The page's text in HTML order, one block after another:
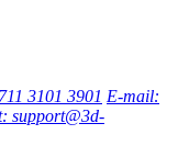
3101 3901 E-mail:
support@3d-